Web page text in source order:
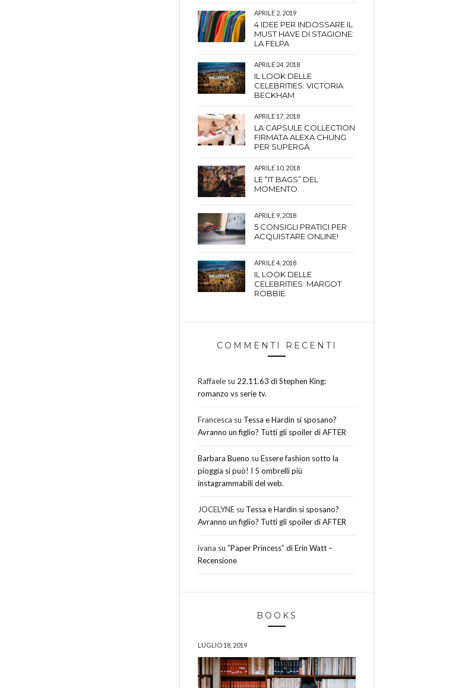
APRILE 2, 2019
4 IDEE PER INDOSSARE IL
MUST HAVE DI STAGIONE:
LA FELPA
APRILE 24, 2018
IL LOOK DELLE
CELEBRITIES: VICTORIA
BECKHAM
APRILE 17, 2018
LA CAPSULE COLLECTION
FIRMATA ALEXA CHUNG
PER SUPERGA
APRILE 10, 2018
LE “IT BAGS” DEL
MOMENTO.
APRILE 9, 2018
5 CONSIGLI PRATICI PER
ACQUISTARE ONLINE!
APRILE 4, 2018
IL LOOK DELLE
CELEBRITIES: MARGOT
ROBBIE.
COMMENTI RECENTI
Raffaele su 22.11.63 di Stephen King:
romanzo vs serie tv.
Francesca su Tessa e Hardin si sposano?
Avranno un figlio? Tutti gli spoiler di AFTER
Barbara Bueno su Essere fashion sotto la
pioggia si può! I 5 ombrelli più
instagrammabili del web.
JOCELYNE su Tessa e Hardin si sposano?
Avranno un figlio? Tutti gli spoiler di AFTER
ivana su “Paper Princess” di Erin Watt –
Recensione
BOOKS
LUGLIO 18, 2019